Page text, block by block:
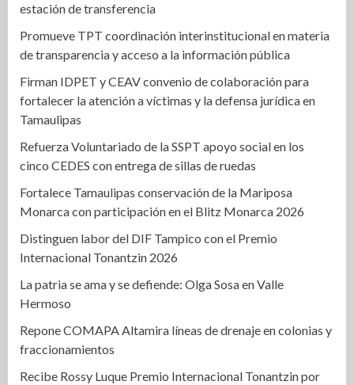
estación de transferencia
Promueve TPT coordinación interinstitucional en materia
de transparencia y acceso a la información pública
Firman IDPET y CEAV convenio de colaboración para
fortalecer la atención a víctimas y la defensa jurídica en
Tamaulipas
Refuerza Voluntariado de la SSPT apoyo social en los
cinco CEDES con entrega de sillas de ruedas
Fortalece Tamaulipas conservación de la Mariposa
Monarca con participación en el Blitz Monarca 2026
Distinguen labor del DIF Tampico con el Premio
Internacional Tonantzin 2026
La patria se ama y se defiende: Olga Sosa en Valle
Hermoso
Repone COMAPA Altamira líneas de drenaje en colonias y
fraccionamientos
Recibe Rossy Luque Premio Internacional Tonantzin por